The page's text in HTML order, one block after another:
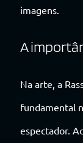
imagens.
A
Na arte, a
fundamental
espectador.